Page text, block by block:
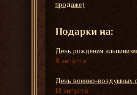
продаже)
Подарки на:
День рождения
8 августа
День военно-воздушных
12 августа